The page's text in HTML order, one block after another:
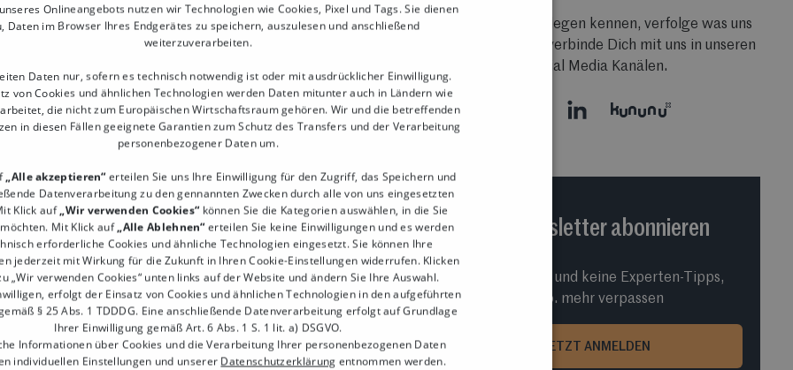
bedeutet
in der EU
Lerne unsere Kollegen kennen, verfolge was uns
beschäftigt und verbinde Dich mit uns in unseren
Social Media Kanälen.
Newsletter abonnieren
Jetzt anmelden und keine Experten-Tipps,
Vorlagen und co. mehr verpassen
JETZT ANMELDEN
Onlineangebots nutzen wir Technologien wie Cookies, Pixel und Tags. Sie dienen
Daten im Browser Ihres Endgerätes zu speichern, auszulesen und anschließend
weiterzuverarbeiten.
Daten nur, sofern es technisch notwendig ist oder mit ausdrücklicher Einwilligung.
von Cookies und ähnlichen Technologien werden Daten mitunter auch in Ländern wie
die nicht zum Europäischen Wirtschaftsraum gehören. Wir und die betreffenden
in diesen Fällen geeignete Garantien zum Schutz des Transfers und der Verarbeitung
personenbezogener Daten um.
„Alle akzeptieren“ erteilen Sie uns Ihre Einwilligung für den Zugriff, das Speichern und
Datenverarbeitung zu den gennannten Zwecken durch alle von uns eingesetzten
Klick auf„Wir verwenden Cookies“ können Sie die Kategorien auswählen, in die Sie
Mit Klick auf„Alle Ablehnen“ erteilen Sie keine Einwilligungen und es werden
erforderliche Cookies und ähnliche Technologien eingesetzt. Sie können Ihre
jederzeit mit Wirkung für die Zukunft in Ihren Cookie-Einstellungen widerrufen. Klicken
„Wir verwenden Cookies“ unten links auf der Website und ändern Sie Ihre Auswahl.
erfolgt der Einsatz von Cookies und ähnlichen Technologien in den aufgeführten
§ 25 Abs. 1 TDDDG. Eine anschließende Datenverarbeitung erfolgt auf Grundlage
Ihrer Einwilligung gemäß Art. 6 Abs. 1 S. 1 lit. a) DSGVO.
Informationen über Cookies und die Verarbeitung Ihrer personenbezogenen Daten
individuellen Einstellungen und unserer Datenschutzerklärung entnommen werden.